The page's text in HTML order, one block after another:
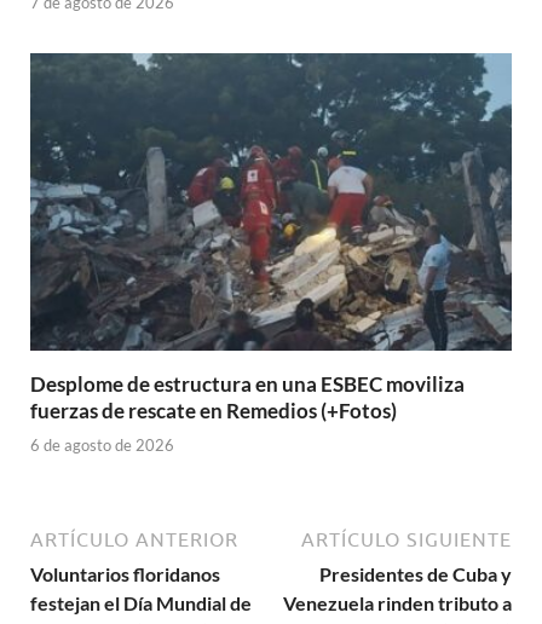
Desplome de estructura en una ESBEC moviliza
fuerzas de rescate en Remedios (+Fotos)
6 de agosto de 2026
ARTÍCULO ANTERIOR
Voluntarios floridanos
festejan el Día Mundial de
ARTÍCULO SIGUIENTE
Presidentes de Cuba y
Venezuela rinden tributo a